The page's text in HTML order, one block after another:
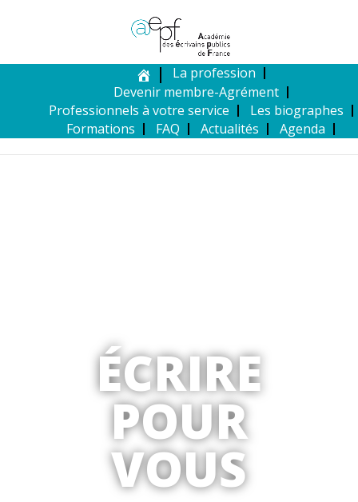
La profession
Devenir membre-Agrément
Professionnels à votre service
Les biographes
Formations
FAQ Actualités Agenda
ÉCRIRE
POUR
VOUS